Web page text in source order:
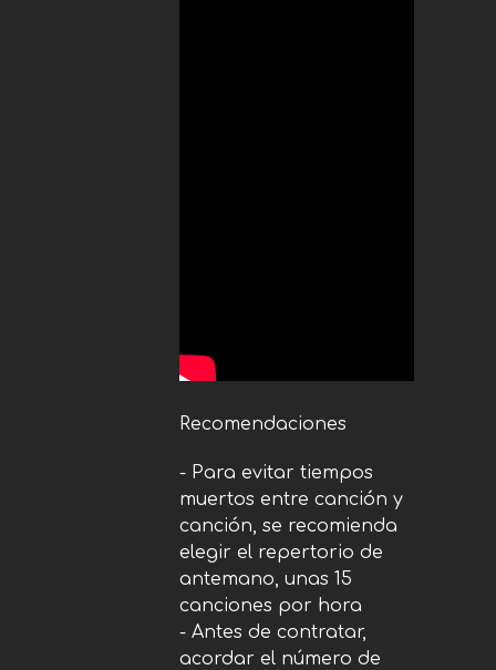
Recomendaciones
- Para evitar tiempos
muertos entre canción y
canción, se recomienda
elegir el repertorio de
antemano, unas 15
canciones por hora
- Antes de contratar,
acordar el número de